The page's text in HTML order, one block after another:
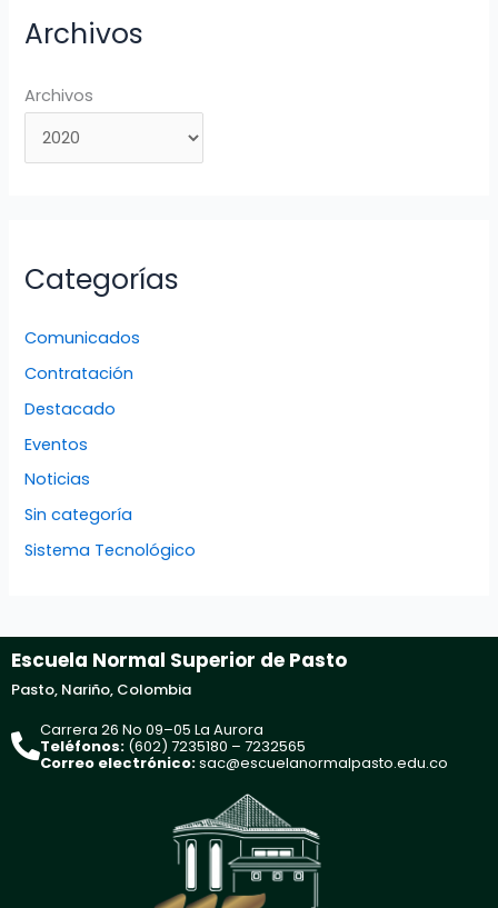
Archivos
Archivos
Categorías
Comunicados
Contratación
Destacado
Eventos
Noticias
Sin categoría
Sistema Tecnológico
Escuela Normal Superior de Pasto
Pasto, Nariño, Colombia
Carrera 26 No 09–05 La Aurora
Teléfonos: (602) 7235180 – 7232565
Correo electrónico:sac@escuelanormalpasto.edu.co